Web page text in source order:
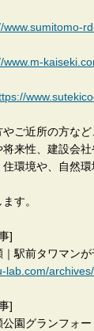
www.sumitomo-
www.m-
ご近所の方な
来性、建設会
住環境や、自然
す。
]
駅前タワマン
lab.com/
]
公園グランフォ